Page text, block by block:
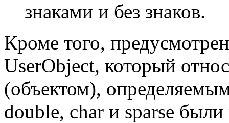
знаками и без знаков.
Кроме того,
UserObject, который
(объектом),
double, char и sparse